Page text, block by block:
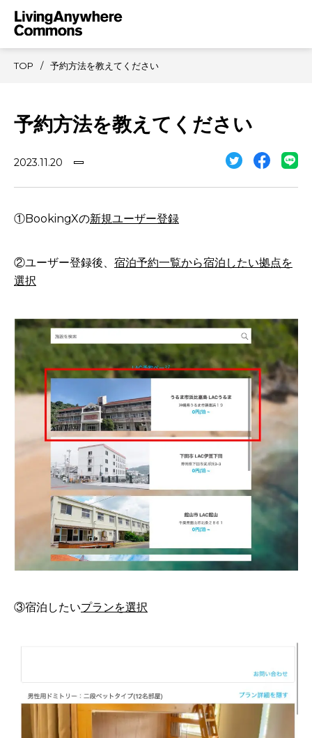
TOP 予約方法を教えてください
予約方法を教えてください
2023.11.20
①BookingXの新規ユーザー登録
②ユーザー登録後、 宿泊予約一覧から宿泊したい拠点を
選択
③宿泊したいプランを選択